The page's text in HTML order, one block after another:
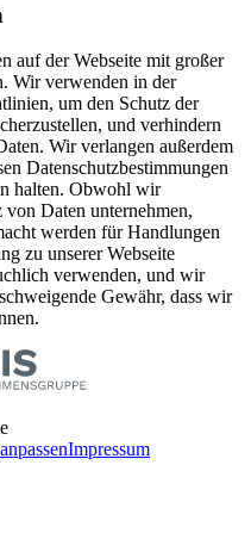
auf der Webseite mit großer
Wir verwenden in der
um den Schutz der
und verhindern
Wir verlangen außerdem
Datenschutzbestimmungen
halten. Obwohl wir
von Daten unternehmen,
werden für Handlungen
zu unserer Webseite
verwenden, und wir
Gewähr, dass wir
Impressum